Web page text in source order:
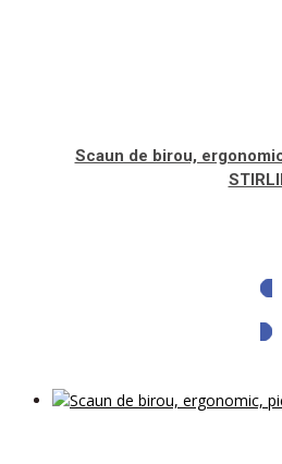
Scaun de birou,